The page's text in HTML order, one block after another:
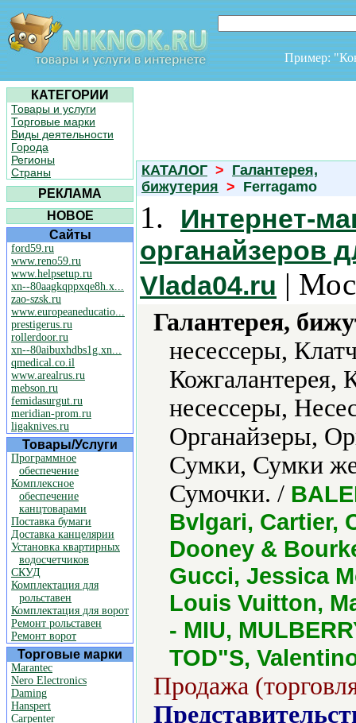
Пример:
КАТЕГОРИИ
Товары и услуги
Торговые марки
Виды деятельности
Города
Регионы
Страны
РЕКЛАМА
НОВОЕ
Сайты
ford59.ru
www.reno59.ru
www.helpsetup.ru
xn--80aagkqppxqe8h.x...
zao-szsk.ru
www.europeaneducatio...
prestigerus.ru
rollerdoor.ru
xn--80aibuxhdbs1g.xn...
qmedical.co.il
www.arealrus.ru
mebson.ru
femidasurgut.ru
meridian-prom.ru
ligaknives.ru
Товары/Услуги
Программное
обеспечение
Комплексное
обеспечение
канцтоварами
Поставка бумаги
Доставка канцелярии
Установка квартирных
водосчетчиков
СКУД
Комплектация для
рольставен
Комплектация для ворот
Ремонт рольставен
Ремонт ворот
Торговые марки
Marantec
Nero Electronics
Daming
Hanspert
Carpenter
КАТАЛОГ > Галантерея,
бижутерия > Ferragamo
1.
Интернет-
органайзеров
Vlada04.ru |
Галантерея,
несессеры,
несессеры,
Органайзеры,
Сумки, Сумки
Сумочки. /
Bvlgari, Cartier,
Dooney &
Gucci, Jessica
Louis Vuitton,
- MIU,
TOD"S,
Продажа